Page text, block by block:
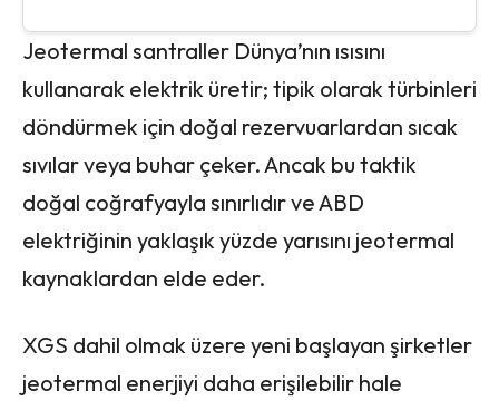
Jeotermal santraller Dünya’nın ısısını
kullanarak elektrik üretir; tipik olarak türbinleri
döndürmek için doğal rezervuarlardan sıcak
sıvılar veya buhar çeker. Ancak bu taktik
doğal coğrafyayla sınırlıdır ve ABD
elektriğinin yaklaşık yüzde yarısını jeotermal
kaynaklardan elde eder.
XGS dahil olmak üzere yeni başlayan şirketler
jeotermal enerjiyi daha erişilebilir hale